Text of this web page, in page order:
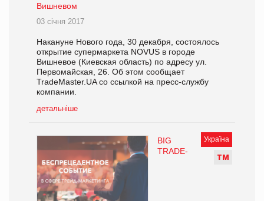
Вишневом
03 січня 2017
Накануне Нового года, 30 декабря, состоялось
открытие супермаркета NOVUS в городе
Вишневое (Киевская область) по адресу ул.
Первомайская, 26. Об этом сообщает
TradeMaster.UA со ссылкой на пресс-службу
компании.
детальніше
Україна
ТМ
BIG
TRADE-